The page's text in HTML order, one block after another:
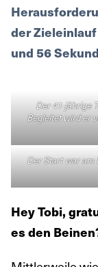
der
und 56
Der 41-jährige
Begleitet wird er
Der Start war am
Hey Tobi,
es den